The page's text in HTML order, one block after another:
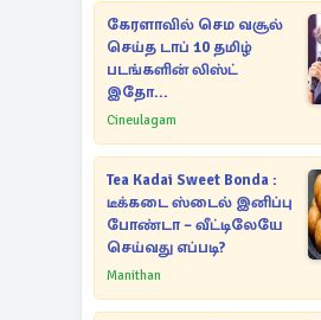
கேரளாவில் செம வசூல்
செய்த டாப் 10 தமிழ்
படங்களின் லிஸ்ட்
இதோ...
Cineulagam
Tea Kadai Sweet Bonda :
டீக்கடை ஸ்டைல் இனிப்பு
போண்டா – வீட்டிலேயே
செய்வது எப்படி?
Manithan